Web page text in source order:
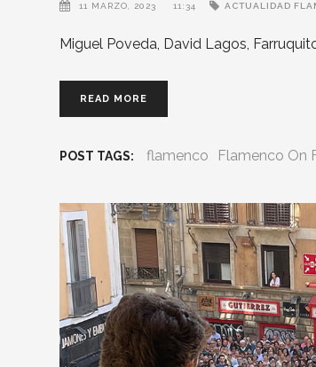
11 MARZO, 2023 11:34 ACTUALIDAD
Miguel Poveda, David Lagos,
READ MORE
POST TAGS: flamenco Flamenco On